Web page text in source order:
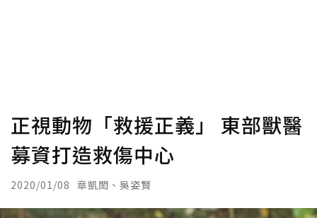
正視動物「救援正義」 東部獸醫
募資打造救傷中心
2020/01/08 章凱閎、吳姿賢